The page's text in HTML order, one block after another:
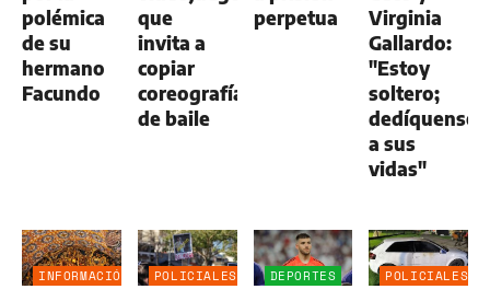
polémica
de su
hermano
Facundo
que
invita a
copiar
coreografías
de baile
perpetua
Virginia
Gallardo:
"Estoy
soltero;
dedíquense
a sus
vidas"
INFORMACIÓN
POLICIALES DEPORTES POLICIALES